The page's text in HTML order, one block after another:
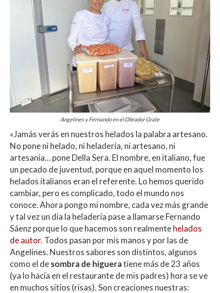
Angelines y Fernando en el Obrador Grate
«Jamás verás en nuestros helados la palabra artesano.
No pone ni helado, ni heladería, ni artesano, ni
artesanía… pone Della Sera. El nombre, en italiano, fue
un pecado de juventud, porque en aquel momento los
helados italianos eran el referente. Lo hemos querido
cambiar, pero es complicado, todo el mundo nos
conoce. Ahora pongo mi nombre, cada vez más grande
y tal vez un día la heladería pase a llamarse Fernando
Sáenz porque lo que hacemos son realmentehelados
de autor. Todos pasan por mis manos y por las de
Angelines. Nuestros sabores son distintos, algunos
como el desombra de higueratiene más de 23 años
(ya lo hacía en el restaurante de mis padres) hora se ve
en muchos sitios (risas). Son creaciones nuestras: